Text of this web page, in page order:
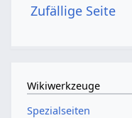
Zufällige Seite
Wikiwerkzeuge
Spezialseiten